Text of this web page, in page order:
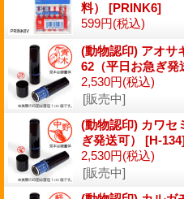
料） [PRINK6]
599円(税込)
(動物認印) アオサ
62（平日お急ぎ発
2,530円(税込)
[販売中]
(動物認印) カワセ
ぎ発送可） [H-134
2,530円(税込)
[販売中]